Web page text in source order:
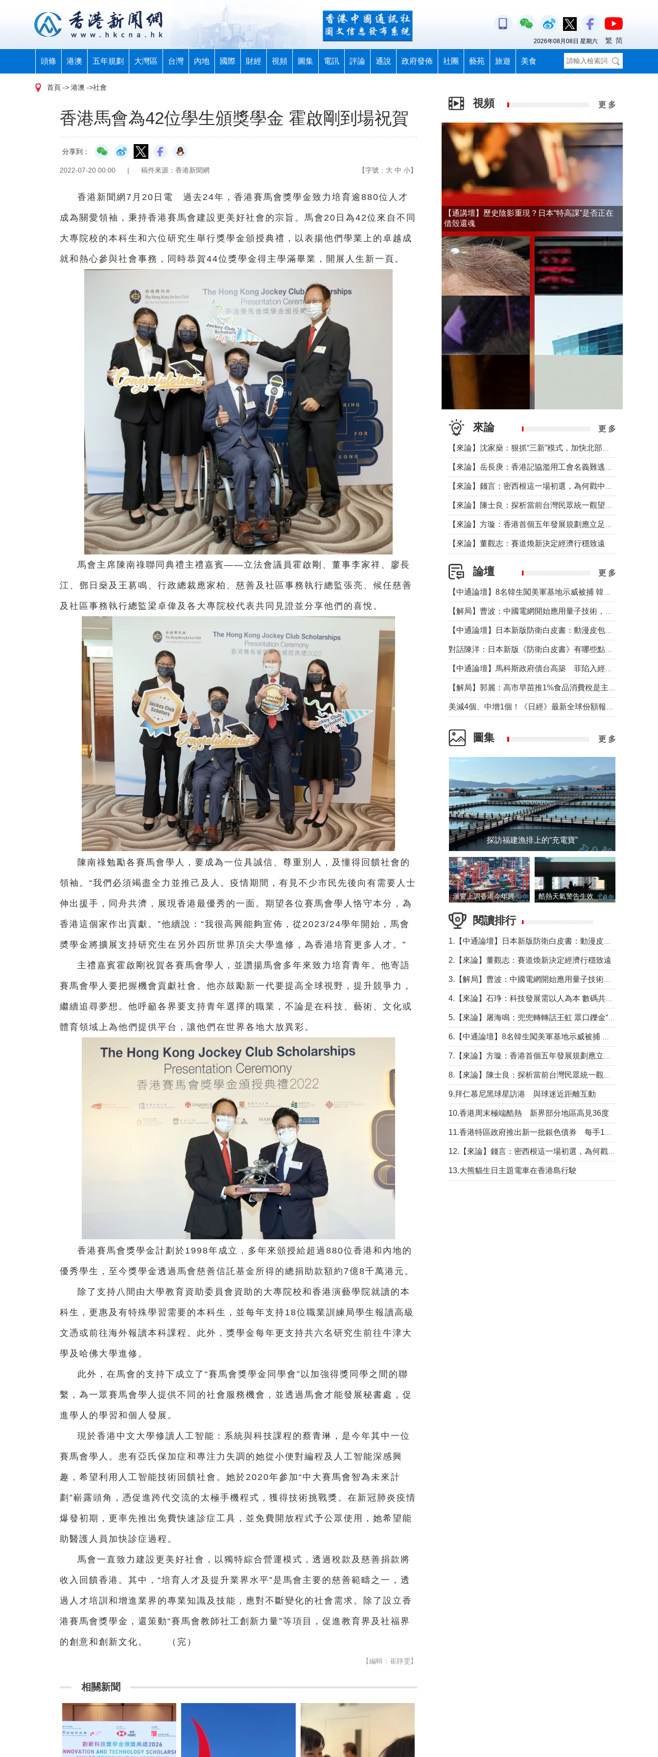
頭條 港澳 五年規劃 大灣區 台灣 內地 國際 財經 視頻 圖集 電訊 評論 通說 政府發佈 社團 藝苑 旅遊 美食
2026年08月08日 星期六 繁 简
首頁 -> 港澳 ->社會
香港馬會為42位學生頒獎學金 霍啟剛到場祝賀
分享到：
2022-07-20 00:00 | 稿件來源：香港新聞網 【字號： 大 中 小】
香港新聞網7月20日電 過去24年，香港賽馬會獎學金致力培育逾880位人才
成為關愛領袖，秉持香港賽馬會建設更美好社會的宗旨。馬會20日為42位來自不同
大專院校的本科生和六位研究生舉行獎學金頒授典禮，以表揚他們學業上的卓越成
就和熱心參與社會事務，同時恭賀44位獎學金得主學滿畢業，開展人生新一頁。
馬會主席陳南祿聯同典禮主禮嘉賓——立法會議員霍啟剛、董事李家祥、廖長
江、鄧日燊及王䓪鳴、行政總裁應家柏、慈善及社區事務執行總監張亮、候任慈善
及社區事務執行總監梁卓偉及各大專院校代表共同見證並分享他們的喜悅。
陳南祿勉勵各賽馬會學人，要成為一位具誠信、尊重別人，及懂得回饋社會的
領袖。“我們必須竭盡全力並推己及人。疫情期間，有見不少市民先後向有需要人士
伸出援手，同舟共濟，展現香港最優秀的一面。期望各位賽馬會學人恪守本分，為
香港這個家作出貢獻。”他續說：“我很高興能夠宣佈，從2023/24學年開始，馬會
奬學金將擴展支持研究生在另外四所世界頂尖大學進修，為香港培育更多人才。”
主禮嘉賓霍啟剛祝賀各賽馬會學人，並讚揚馬會多年來致力培育青年。他寄語
賽馬會學人要把握機會貢獻社會。他亦鼓勵新一代要提高全球視野，提升競爭力，
繼續追尋夢想。他呼籲各界要支持青年選擇的職業，不論是在科技、藝術、文化或
體育領域上為他們提供平台，讓他們在世界各地大放異彩。
香港賽馬會獎學金計劃於1998年成立，多年來頒授給超過880位香港和內地的
優秀學生，至今獎學金透過馬會慈善信託基金所得的總捐助款額約7億8千萬港元。
除了支持八間由大學教育資助委員會資助的大專院校和香港演藝學院就讀的本
科生，更惠及有特殊學習需要的本科生，並每年支持18位職業訓練局學生報讀高級
文憑或前往海外報讀本科課程。此外，獎學金每年更支持共六名研究生前往牛津大
學及哈佛大學進修。
此外，在馬會的支持下成立了“賽馬會獎學金同學會”以加強得獎同學之間的聯
繫，為一眾賽馬會學人提供不同的社會服務機會，並透過馬會才能發展秘書處，促
進學人的學習和個人發展。
現於香港中文大學修讀人工智能：系統與科技課程的蔡青琳，是今年其中一位
賽馬會學人。患有亞氏保加症和專注力失調的她從小便對編程及人工智能深感興
趣，希望利用人工智能技術回饋社會。她於2020年參加“中大賽馬會智為未來計
劃”嶄露頭角，憑促進跨代交流的太極手機程式，獲得技術挑戰獎。在新冠肺炎疫情
爆發初期，更率先推出免費快速診症工具，並免費開放程式予公眾使用，她希望能
助醫護人員加快診症過程。
馬會一直致力建設更美好社會，以獨特綜合營運模式，透過稅款及慈善捐款將
收入回饋香港。其中，“培育人才及提升業界水平”是馬會主要的慈善範疇之一，透
過人才培訓和增進業界的專業知識及技能，應對不斷變化的社會需求。除了設立香
港賽馬會獎學金，還策動“賽馬會教師社工創新力量”等項目，促進教育界及社福界
的創意和創新文化。 （完）
【編輯：崔靜雯】
相關新聞
視頻 更 多
【通講壇】歷史陰影重現？日本“特高課”是否正在
借殼還魂
來論 更 多
【來論】董觀志：賽道煥新決定經濟行穩致遠
論壇 更 多
圖集 更 多
探訪福建漁排上的“充電寶”
滙豐上調香港今年經濟增長預測至4.5% 酷熱天氣警告生效 本港高溫持續至下周
閱讀排行
2.【來論】董觀志：賽道煥新決定經濟行穩致遠
9.拜仁慕尼黑球星訪港 與球迷近距離互動
10.香港周末極端酷熱 新界部分地區高見36度
13.大熊貓生日主題電車在香港島行駛